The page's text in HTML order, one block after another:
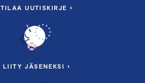
TILAA UUTISKIRJE ›
LIITY JÄSENEKSI ›